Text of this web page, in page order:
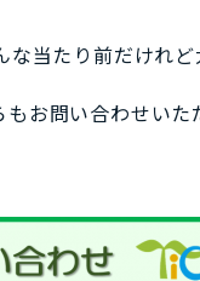
当たり前だけれ
お問い合わせい